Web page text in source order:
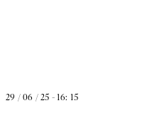
29 / 06 / 25 - 16: 15